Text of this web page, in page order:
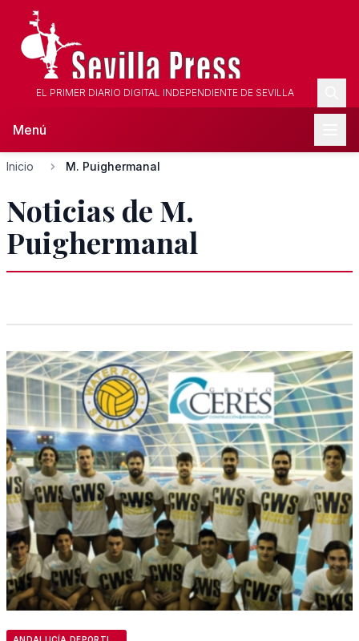
EL PRIMER DIARIO DIGITAL INDEPENDIENTE DE SEVILLA
Menú
Inicio M. Puighermanal
Noticias de M.
Puighermanal